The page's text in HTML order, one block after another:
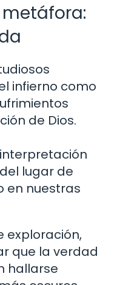
infierno como
de Dios.
lugar de
en nuestras
exploración,
que la verdad
hallarse